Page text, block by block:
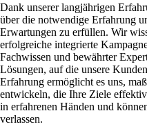
Dank unserer langjährigen
über die notwendige Erfahrung
Erwartungen zu erfüllen. Wir
erfolgreiche integrierte
Fachwissen und bewährter
Lösungen, auf die unsere
Erfahrung ermöglicht es uns,
entwickeln, die Ihre Ziele
in erfahrenen Händen und
verlassen.